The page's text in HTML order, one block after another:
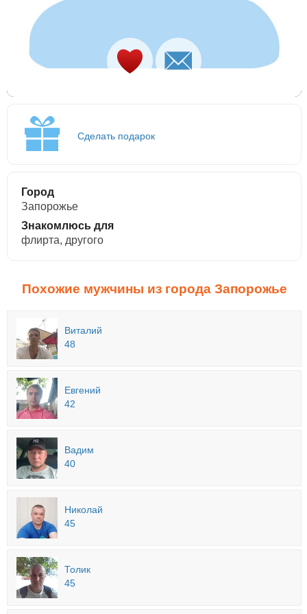
Сделать подарок
Город
Запорожье
Знакомлюсь для
флирта, другого
Похожие мужчины из города Запорожье
Виталий
48
Евгений
42
Вадим
40
Николай
45
Толик
45